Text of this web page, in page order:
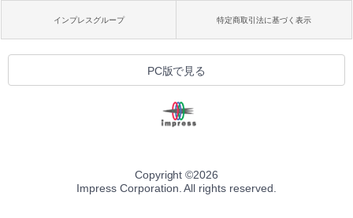
インプレスグループ 特定商取引法に基づく表示
PC版で見る
Copyright ©2026
Impress Corporation. All rights reserved.